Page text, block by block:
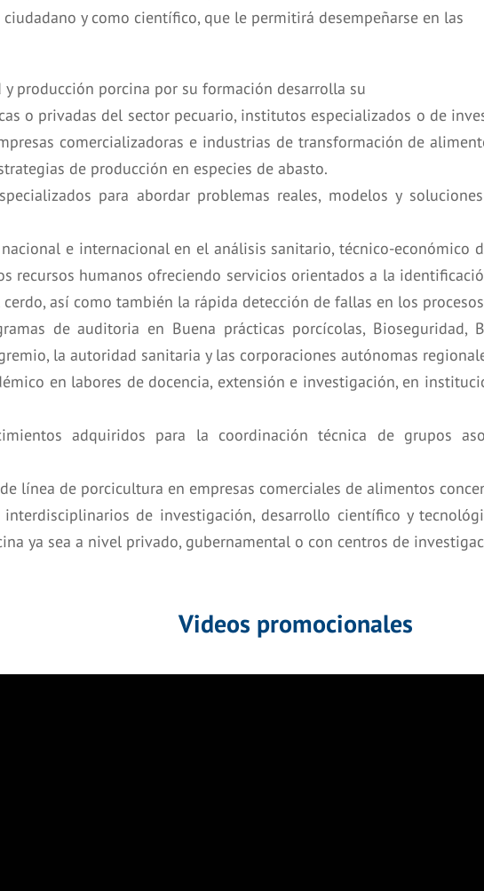
y como científico, que le permitirá desempeñarse en las
y producción porcina por su formación desarrolla su
o privadas del sector pecuario, institutos especializados o de
comercializadoras e industrias de transformación de
de producción en especies de abasto.
para abordar problemas reales, modelos y
e internacional en el análisis sanitario, técnico-económico
recursos humanos ofreciendo servicios orientados a la
así como también la rápida detección de fallas en los
de auditoria en Buena prácticas porcícolas, Bioseguridad,
la autoridad sanitaria y las corporaciones autónomas
en labores de docencia, extensión e investigación, en
adquiridos para la coordinación técnica de grupos
línea de porcicultura en empresas comerciales de alimentos
de investigación, desarrollo científico y
ya sea a nivel privado, gubernamental o con centros de
Videos promocionales